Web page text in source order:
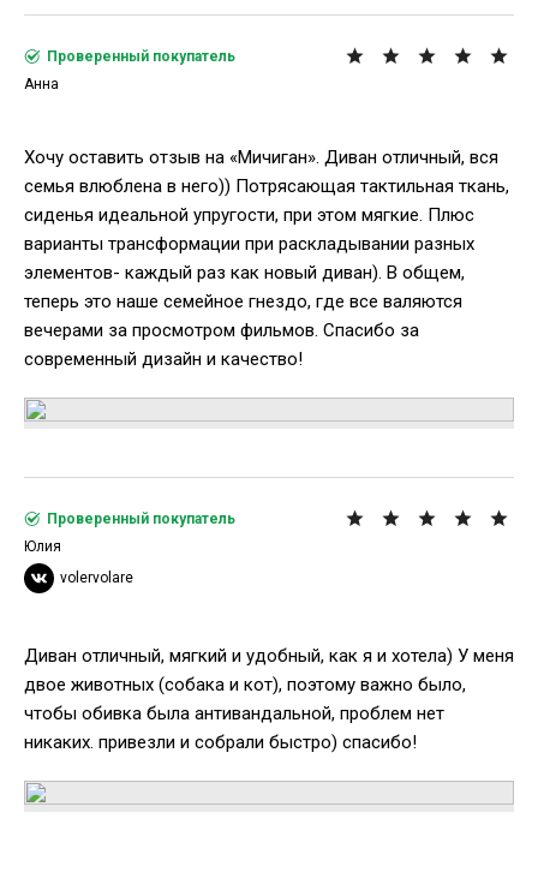
Хочу оставить отзыв на «Мичиган». Диван отличный, вся
семья влюблена в него)) Потрясающая тактильная ткань,
сиденья идеальной упругости, при этом мягкие. Плюс
варианты трансформации при раскладывании разных
элементов- каждый раз как новый диван). В общем,
теперь это наше семейное гнездо, где все валяются
вечерами за просмотром фильмов. Спасибо за
современный дизайн и качество!
Проверенный покупатель
Анна
Диван отличный, мягкий и удобный, как я и хотела) У меня
двое животных (собака и кот), поэтому важно было,
чтобы обивка была антивандальной, проблем нет
никаких. привезли и собрали быстро) спасибо!
Проверенный покупатель
Юлия
volervolare